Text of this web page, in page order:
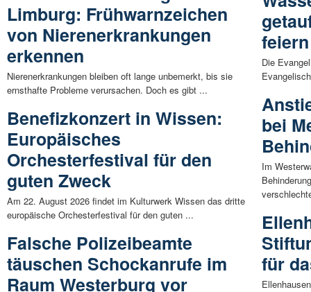
Limburg: Frühwarnzeichen
von Nierenerkrankungen
erkennen
Nierenerkrankungen bleiben oft lange unbemerkt, bis sie
ernsthafte Probleme verursachen. Doch es gibt ...
Benefizkonzert in Wissen:
Europäisches
Orchesterfestival für den
guten Zweck
Am 22. August 2026 findet im Kulturwerk Wissen das dritte
europäische Orchesterfestival für den guten ...
Falsche Polizeibeamte
täuschen Schockanrufe im
Raum Westerburg vor
Die
bei
Im
für